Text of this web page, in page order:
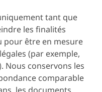
tant que
les finalités
pour être en mesure
(par exemple,
Nous conservons les
comparable